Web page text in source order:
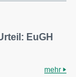
EuGH
mehr